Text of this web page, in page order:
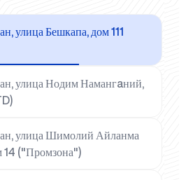
улица Бешкапа, дом 111
улица Нодим Намангaний,
улица Шимолий Айланма
14 ("Промзона")